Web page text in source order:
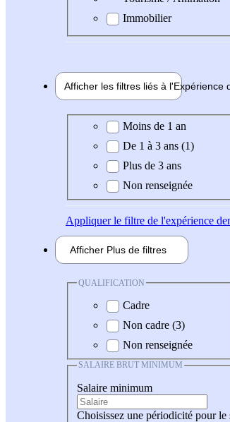
Immobilier
Afficher les filtres liés à l'Expérience
Expérience demandée
Moins de 1 an
De 1 à 3 ans (1)
Plus de 3 ans
Non renseignée
Appliquerle filtre de l'expérience
Afficher Plus de filtres
QUALIFICATION
Cadre
Non cadre (3)
Non renseignée
SALAIRE BRUT MINIMUM
Salaire minimum
Choisissez une périodicité pour le